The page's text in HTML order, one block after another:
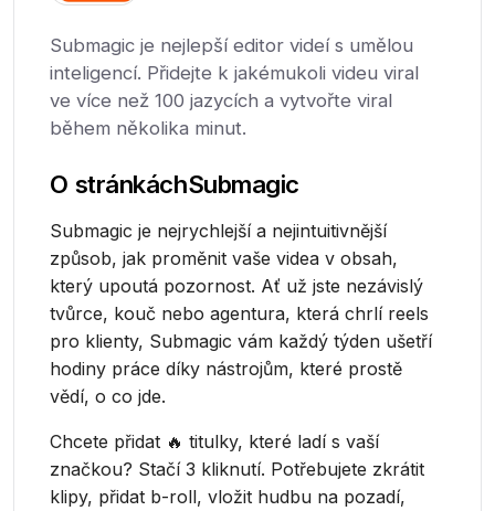
Submagic je nejlepší editor videí s umělou
inteligencí. Přidejte k jakémukoli videu viral
ve více než 100 jazycích a vytvořte viral
během několika minut.
O stránkáchSubmagic
Submagic je nejrychlejší a nejintuitivnější
způsob, jak proměnit vaše videa v obsah,
který upoutá pozornost. Ať už jste nezávislý
tvůrce, kouč nebo agentura, která chrlí reels
pro klienty, Submagic vám každý týden ušetří
hodiny práce díky nástrojům, které prostě
vědí, o co jde.
Chcete přidat 🔥 titulky, které ladí s vaší
značkou? Stačí 3 kliknutí. Potřebujete zkrátit
klipy, přidat b-roll, vložit hudbu na pozadí,